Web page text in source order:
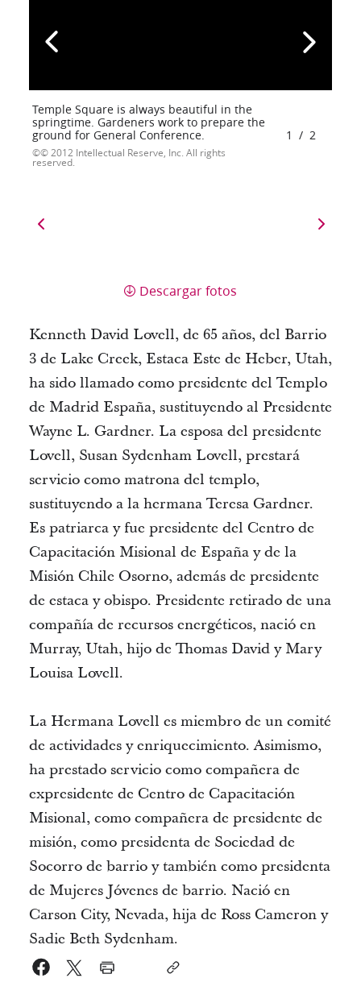
Temple Square is always beautiful in the
springtime. Gardeners work to prepare the
ground for General Conference.
© 2012 Intellectual Reserve, Inc. All rights
reserved.
1 / 2
Descargar fotos
Kenneth David Lovell, de 65 años, del Barrio
3 de Lake Creek, Estaca Este de Heber, Utah,
ha sido llamado como presidente del Templo
de Madrid España, sustituyendo al Presidente
Wayne L. Gardner. La esposa del presidente
Lovell, Susan Sydenham Lovell, prestará
servicio como matrona del templo,
sustituyendo a la hermana Teresa Gardner.
Es patriarca y fue presidente del Centro de
Capacitación Misional de España y de la
Misión Chile Osorno, además de presidente
de estaca y obispo. Presidente retirado de una
compañía de recursos energéticos, nació en
Murray, Utah, hijo de Thomas David y Mary
Louisa Lovell.
La Hermana Lovell es miembro de un comité
de actividades y enriquecimiento. Asimismo,
ha prestado servicio como compañera de
expresidente de Centro de Capacitación
Misional, como compañera de presidente de
misión, como presidenta de Sociedad de
Socorro de barrio y también como presidenta
de Mujeres Jóvenes de barrio. Nació en
Carson City, Nevada, hija de Ross Cameron y
Sadie Beth Sydenham.